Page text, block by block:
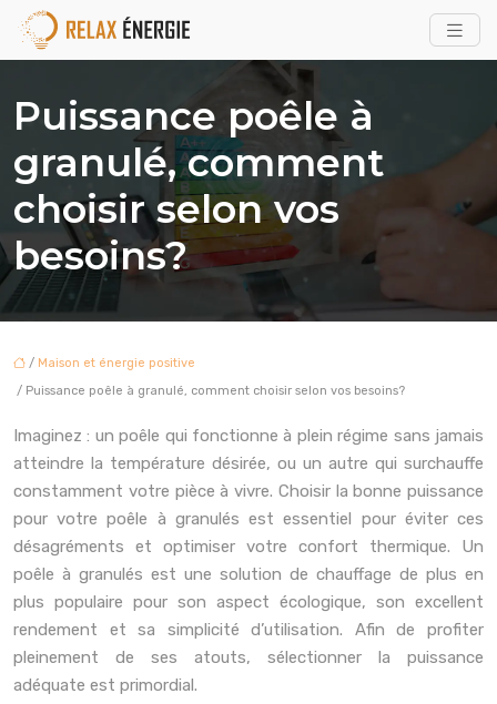
Puissance poêle à
granulé, comment
choisir selon vos
besoins?
/ Maison et énergie positive
/ Puissance poêle à granulé, comment choisir selon vos besoins?
Imaginez : un poêle qui fonctionne à plein régime sans jamais
atteindre la température désirée, ou un autre qui surchauffe
constamment votre pièce à vivre. Choisir la bonne puissance
pour votre poêle à granulés est essentiel pour éviter ces
désagréments et optimiser votre confort thermique. Un
poêle à granulés est une solution de chauffage de plus en
plus populaire pour son aspect écologique, son excellent
rendement et sa simplicité d’utilisation. Afin de profiter
pleinement de ses atouts, sélectionner la puissance
adéquate est primordial.